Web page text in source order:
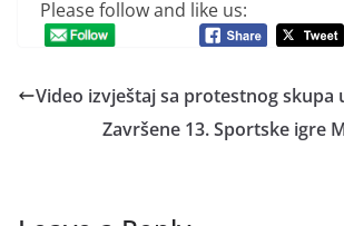
Please follow and like us:
Video izvještaj sa protestnog skupa
Završene 13. Sportske igre